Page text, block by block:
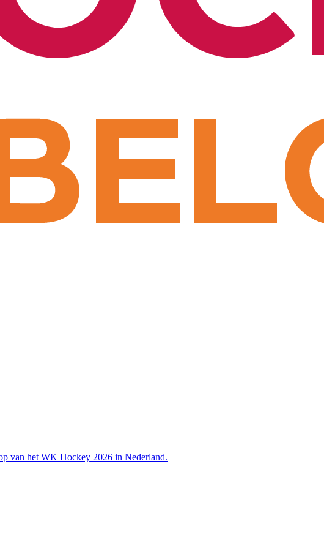
van het WK Hockey 2026 in Nederland.